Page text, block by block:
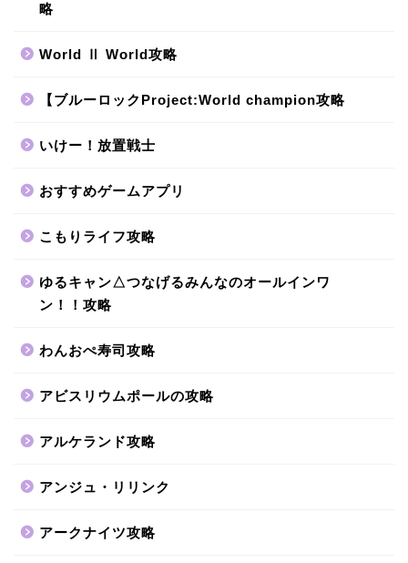
略
World Ⅱ World攻略
【ブルーロックProject:World champion攻略
いけー！放置戦士
おすすめゲームアプリ
こもりライフ攻略
ゆるキャン△つなげるみんなのオールインワ
ン！！攻略
わんおぺ寿司攻略
アビスリウムポールの攻略
アルケランド攻略
アンジュ・リリンク
アークナイツ攻略